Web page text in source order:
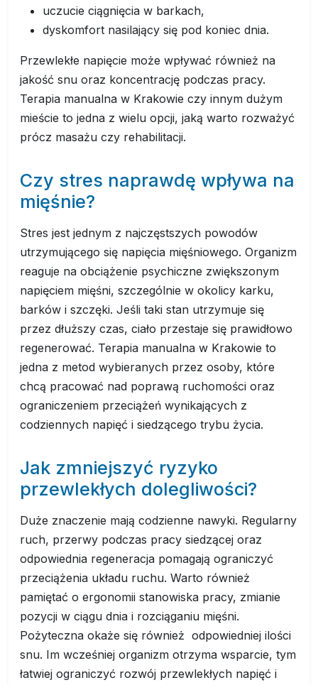
uczucie ciągnięcia w barkach,
dyskomfort nasilający się pod koniec dnia.
Przewlekłe napięcie może wpływać również na
jakość snu oraz koncentrację podczas pracy.
Terapia manualna w Krakowie czy innym dużym
mieście to jedna z wielu opcji, jaką warto rozważyć
prócz masażu czy rehabilitacji.
Czy stres naprawdę wpływa na
mięśnie?
Stres jest jednym z najczęstszych powodów
utrzymującego się napięcia mięśniowego. Organizm
reaguje na obciążenie psychiczne zwiększonym
napięciem mięśni, szczególnie w okolicy karku,
barków i szczęki. Jeśli taki stan utrzymuje się
przez dłuższy czas, ciało przestaje się prawidłowo
regenerować. Terapia manualna w Krakowie to
jedna z metod wybieranych przez osoby, które
chcą pracować nad poprawą ruchomości oraz
ograniczeniem przeciążeń wynikających z
codziennych napięć i siedzącego trybu życia.
Jak zmniejszyć ryzyko
przewlekłych dolegliwości?
Duże znaczenie mają codzienne nawyki. Regularny
ruch, przerwy podczas pracy siedzącej oraz
odpowiednia regeneracja pomagają ograniczyć
przeciążenia układu ruchu. Warto również
pamiętać o ergonomii stanowiska pracy, zmianie
pozycji w ciągu dnia i rozciąganiu mięśni.
Pożyteczna okaże się również odpowiedniej ilości
snu. Im wcześniej organizm otrzyma wsparcie, tym
łatwiej ograniczyć rozwój przewlekłych napięć i